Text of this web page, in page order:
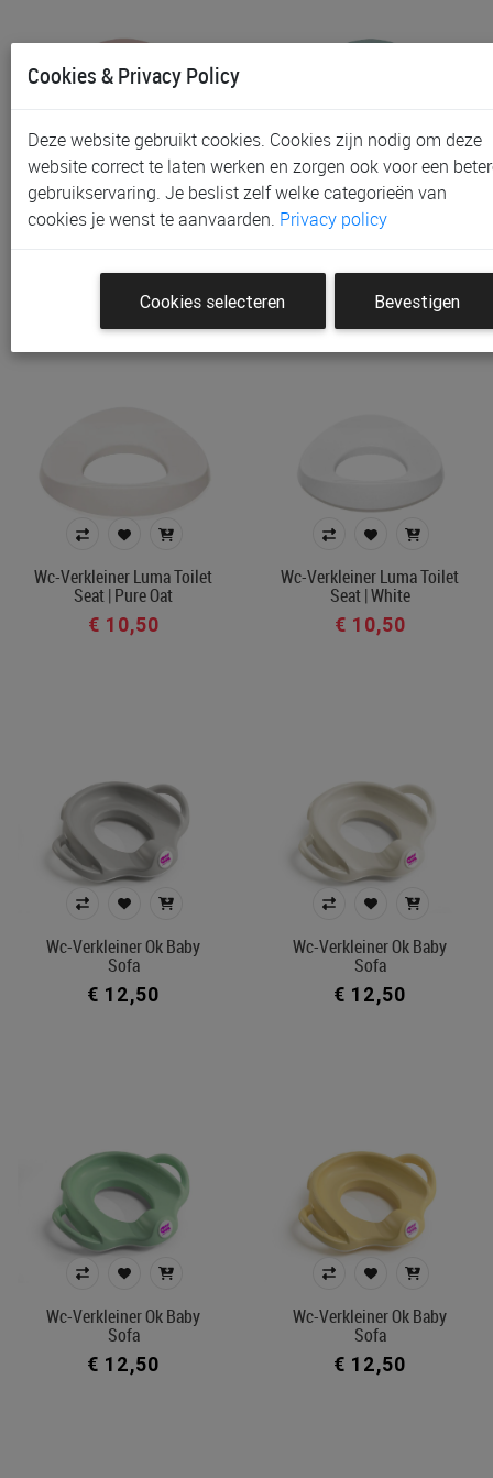
Wc-Verkleiner Luma Toilet
Seat | Blush Pink
Wc-Verkleiner Luma Toilet
Seat | Ice Blue
Wc-Verkleiner Luma Toilet
Seat | Pure Oat
€ 10,50
Wc-Verkleiner Luma Toilet
Seat | White
€ 10,50
Wc-Verkleiner Ok Baby
Sofa
€ 12,50
Wc-Verkleiner Ok Baby
Sofa
€ 12,50
Wc-Verkleiner Ok Baby
Sofa
€ 12,50
Wc-Verkleiner Ok Baby
Sofa
€ 12,50
Cookies & Privacy Policy
Deze website gebruikt cookies. Cookies zijn nodig om deze
website correct te laten werken en zorgen ook voor een
gebruikservaring. Je beslist zelf welke categorieën van
cookies je wenst te aanvaarden. Privacy policy
Cookies selecteren Bevestigen